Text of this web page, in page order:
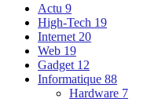
Actu 9
High-Tech 19
Internet 20
Web 19
Gadget 12
Informatique 88
Hardware 7